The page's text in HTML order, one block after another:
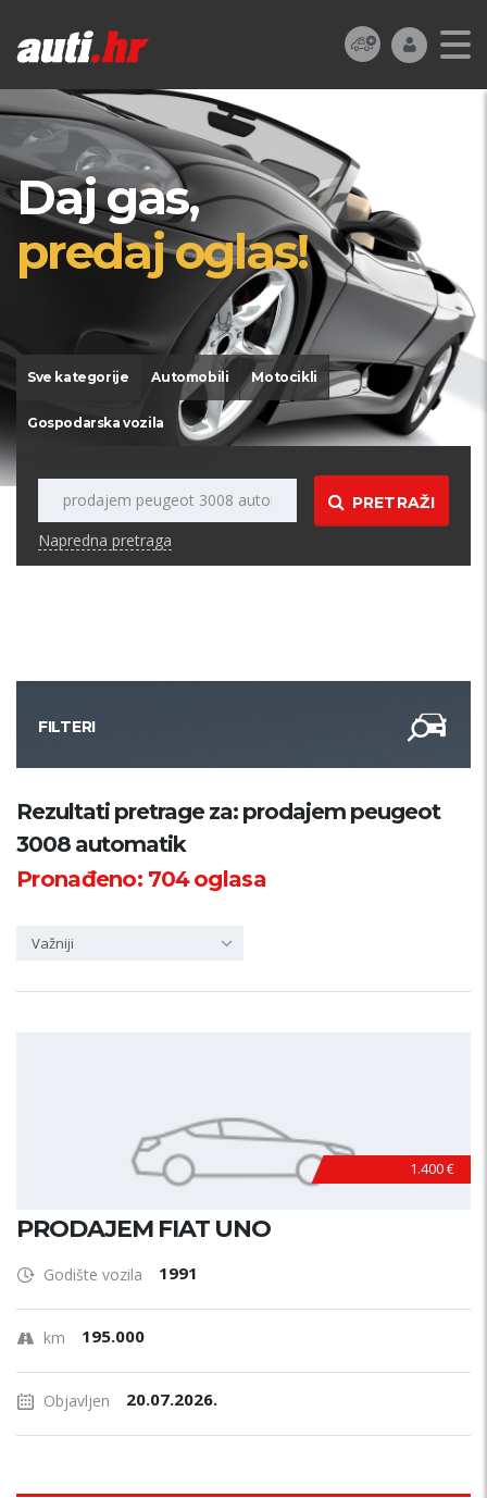
Daj gas,
predaj oglas!
Sve kategorije Automobili Motocikli
Gospodarska vozila
PRETRAŽI
Napredna pretraga
FILTERI
Kategorija
Županija
Rezultati pretrage za: prodajem peugeot
3008 automatik
Pronađeno: 704oglasa
Važniji
1.400 €
PRODAJEM FIAT UNO
Godište vozila 1991
km 195.000
Objavljen 20.07.2026.